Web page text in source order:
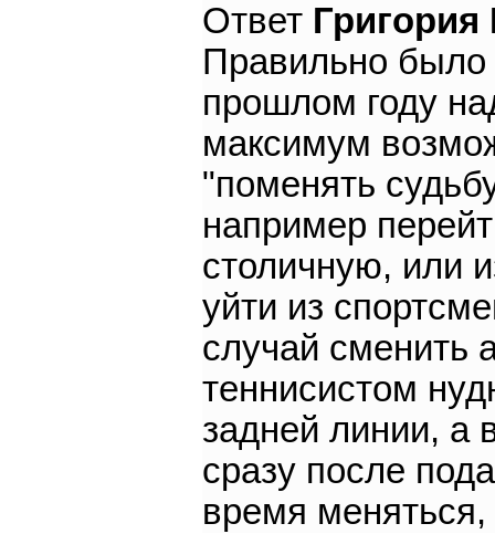
Ответ
Правильно
прошлом году
максимум
"поменять
например
столичную, или
уйти из
случай сменить
теннисистом
задней линии, а
сразу после
время